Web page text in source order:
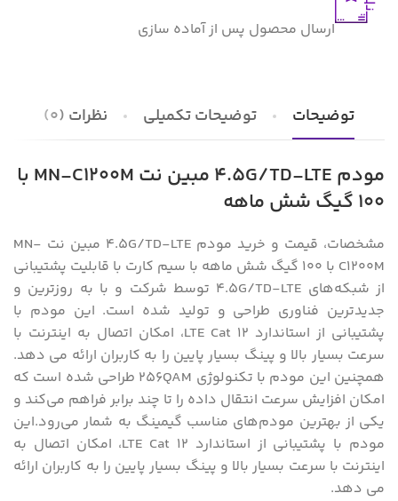
ارسال محصول پس از آماده سازی
توضیحات توضیحات تکمیلی نظرات (0)
مودم 4.5G/TD-LTE مبین نت MN-C1200M با
100 گیگ شش ماهه
مشخصات، قیمت و خرید مودم 4.5G/TD-LTE مبین نت MN-
C1200M با 100 گیگ شش ماهه با سیم کارت با قابلیت پشتیبانی
از شبکه‌های 4.5G/TD-LTE توسط شرکت و با به روزترین و
جدیدترین فناوری طراحی و تولید شده است. این مودم با
پشتیبانی از استاندارد LTE Cat 12، امکان اتصال به اینترنت با
سرعت بسیار بالا و پینگ بسیار پایین را به کاربران ارائه می دهد.
همچنین این مودم با تکنولوژی 256QAM طراحی شده است که
امکان افزایش سرعت انتقال داده را تا چند برابر فراهم می‌کند و
یکی از بهترین مودم‌های مناسب گیمینگ به شمار می‌رود.این
مودم با پشتیبانی از استاندارد LTE Cat 12، امکان اتصال به
اینترنت با سرعت بسیار بالا و پینگ بسیار پایین را به کاربران ارائه
می دهد.